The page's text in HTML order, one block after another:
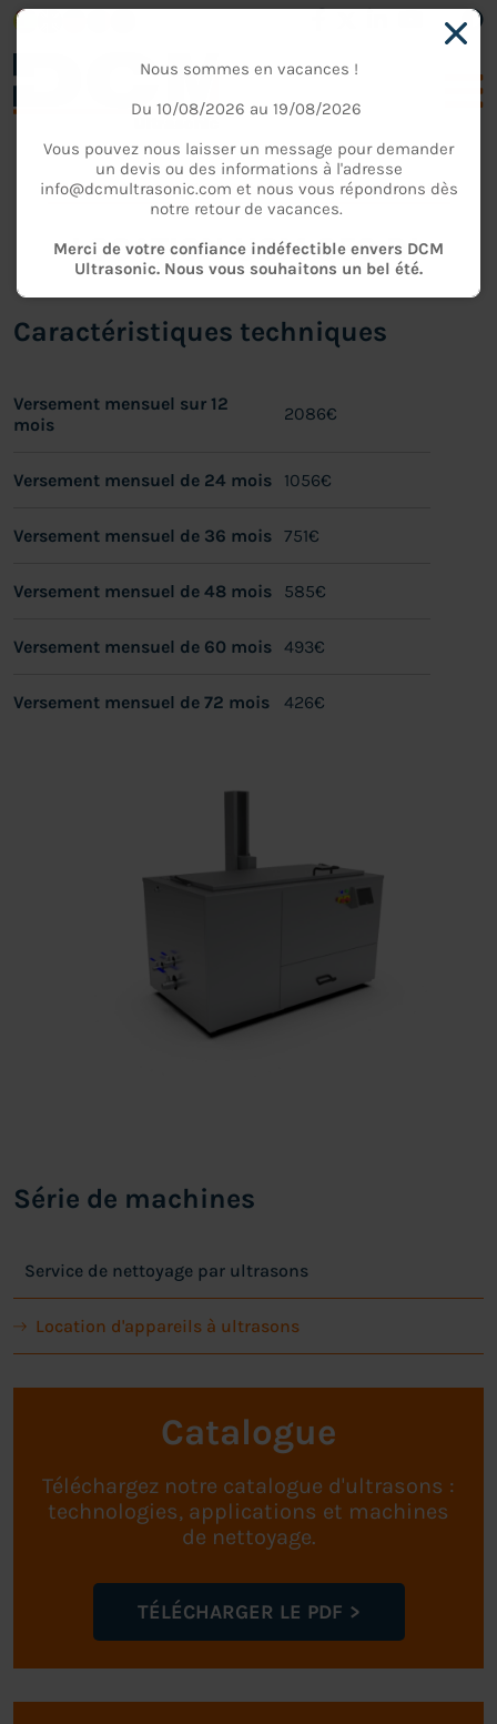
SERVICES-LOCATION D'APPAREILS À ULTRASONS
LOCATION UCM 350 DL
Caractéristiques techniques
Versement mensuel sur 12
mois
2086€
Versement mensuel de 24 mois 1056€
Versement mensuel de 36 mois 751€
Versement mensuel de 48 mois 585€
Versement mensuel de 60 mois 493€
Versement mensuel de 72 mois 426€
Série de machines
Service de nettoyage par ultrasons
Location d'appareils à ultrasons
Catalogue
Téléchargez notre catalogue d'ultrasons :
technologies, applications et machines
de nettoyage.
TÉLÉCHARGER LE PDF
Nous sommes en vacances !
Du 10/08/2026 au 19/08/2026
Vous pouvez nous laisser un message pour demander
un devis ou des informations à l'adresse
info@dcmultrasonic.com et nous vous répondrons dès
notre retour de vacances.
Merci de votre confiance indéfectible envers DCM
Ultrasonic. Nous vous souhaitons un bel été.